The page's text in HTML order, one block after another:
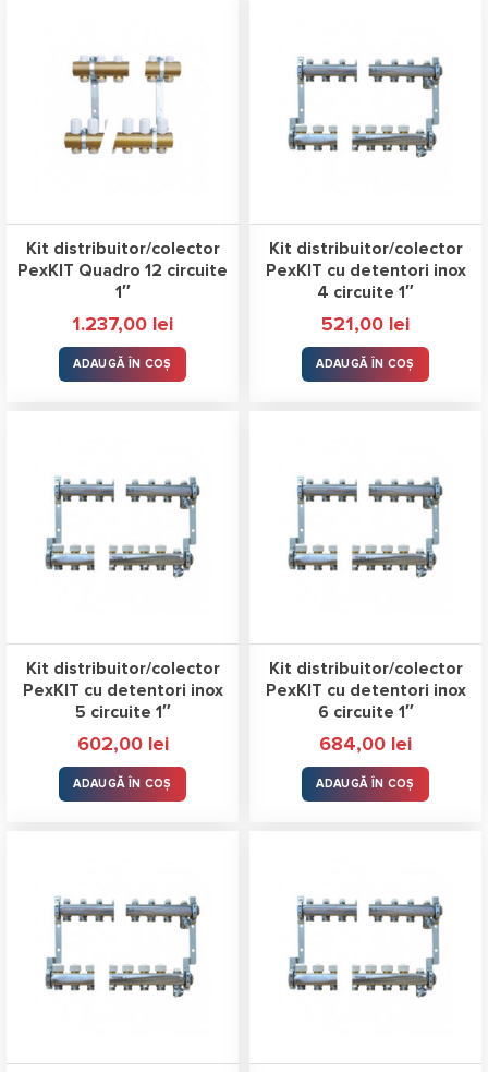
Kit distribuitor/colector
PexKIT Quadro 12 circuite
1″
1.237,00 lei
ADAUGĂ ÎN COȘ
Kit distribuitor/colector
PexKIT cu detentori inox
4 circuite 1″
521,00 lei
ADAUGĂ ÎN COȘ
Kit distribuitor/colector
PexKIT cu detentori inox
5 circuite 1″
602,00 lei
ADAUGĂ ÎN COȘ
Kit distribuitor/colector
PexKIT cu detentori inox
6 circuite 1″
684,00 lei
ADAUGĂ ÎN COȘ